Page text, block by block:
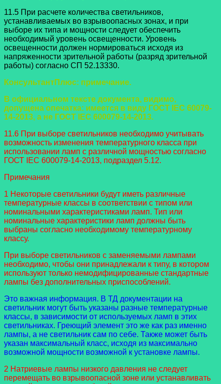
11.5 При расчете количества светильников,
устанавливаемых во взрывоопасных зонах, и при
выборе их типа и мощности следует обеспечить
необходимый уровень освещенности. Уровень
освещенности должен нормироваться исходя из
напряженности зрительной работы (разряд зрительной
работы) согласно СП 52.13330.
КонсультантПлюс: примечание.
В официальном тексте документа, видимо,
допущена опечатка: имеется в виду ГОСТ IEC 60079-
14-2013, а не ГОСТ IEC 600079-14-2013.
11.6 При выборе светильников необходимо учитывать
возможность изменения температурного класса при
использовании ламп с различной мощностью согласно
ГОСТ IEC 600079-14-2013, подраздел 5.12.
Примечания
1 Некоторые светильники будут иметь различные
температурные классы в соответствии с типом или
номинальными характеристиками ламп. Тип или
номинальные характеристики ламп должны быть
выбраны согласно необходимому температурному
классу.
При выборе светильников с заменяемыми лампами
необходимо, чтобы они принадлежали к типу, в котором
используют только немодифицированные стандартные
лампы без дополнительных приспособлений.
Это важная информация. В ТД документации на
светильник могут быть указаны разные температурные
классы, в зависимости от используемых ламп в этих
светильниках. Греющий элемент это же как раз именно
лампы, а не светильник сам по себе. Также может быть
указан максимальный класс, исходя из максимально
возможной мощности возможной к установке лампы.
2 Натриевые лампы низкого давления не следует
перемещать во взрывоопасной зоне или устанавливать